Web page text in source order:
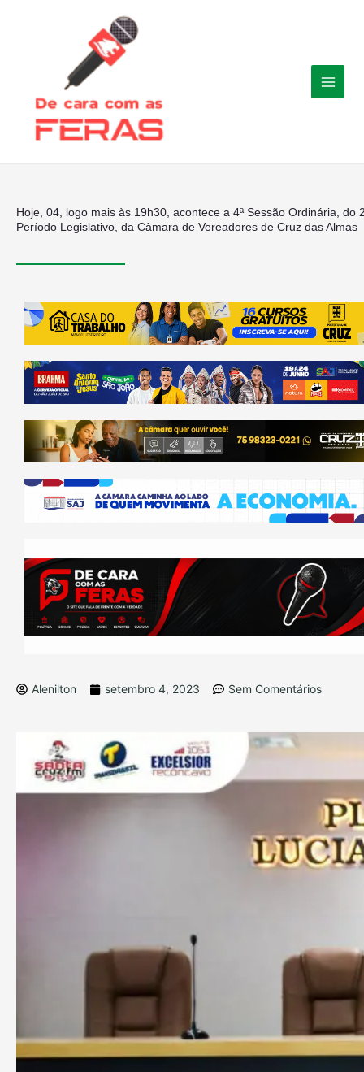
Hoje, 04, logo mais às 19h30, acontece a 4ª Sessão Ordinária, do
Período Legislativo, da Câmara de Vereadores de Cruz das Almas
Alenilton setembro 4, 2023 Sem Comentários